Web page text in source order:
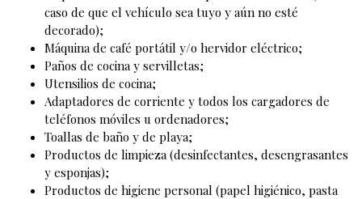
caso de que el vehículo sea tuyo y aún no esté
decorado);
Máquina de café portátil y/o hervidor eléctrico;
Paños de cocina y servilletas;
Utensilios de cocina;
Adaptadores de corriente y todos los cargadores de
teléfonos móviles u ordenadores;
Toallas de baño y de playa;
Productos de limpieza (desinfectantes, desengrasantes
y esponjas);
Productos de higiene personal (papel higiénico, pasta